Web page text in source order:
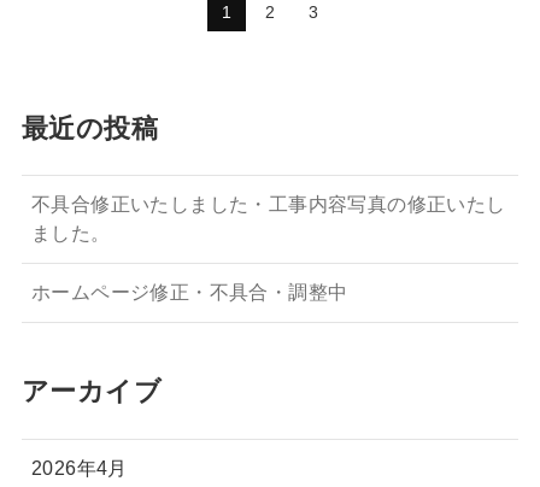
1 2 3
最近の投稿
不具合修正いたしました・工事内容写真の修正いたし
ました。
ホームページ修正・不具合・調整中
アーカイブ
2026年4月